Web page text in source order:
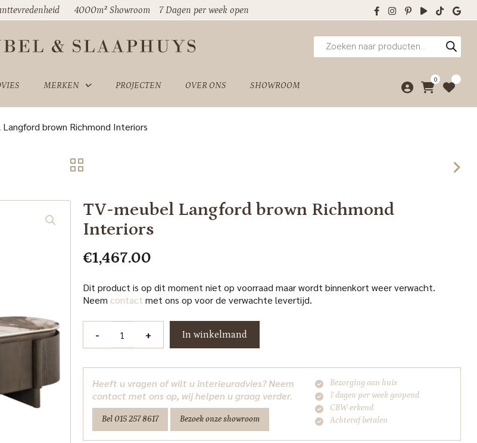
4000m² Showroom 7 Dagen per week open
Producten
zoeken
MERKEN PROJECTEN OVER ONS SHOWROOM
0
brown Richmond Interiors
TV-meubel Langford brown Richmond
Interiors
€1,467.00
Dit product is op dit moment niet op voorraad maar wordt binnenkort weer verwacht.
Neem contact met ons op voor de verwachte levertijd.
-
Richmond
Interiors
aantal
+ In winkelmand
Heeft u vragen of wilt u interieuradvies? Neem
contact met ons op, wij helpen u graag verder.
Bel 015 257 8617 Bezoek onze showroom
Bezorging aan huis
7 dagen per week geopend
CBW erkend
Achteraf betalen